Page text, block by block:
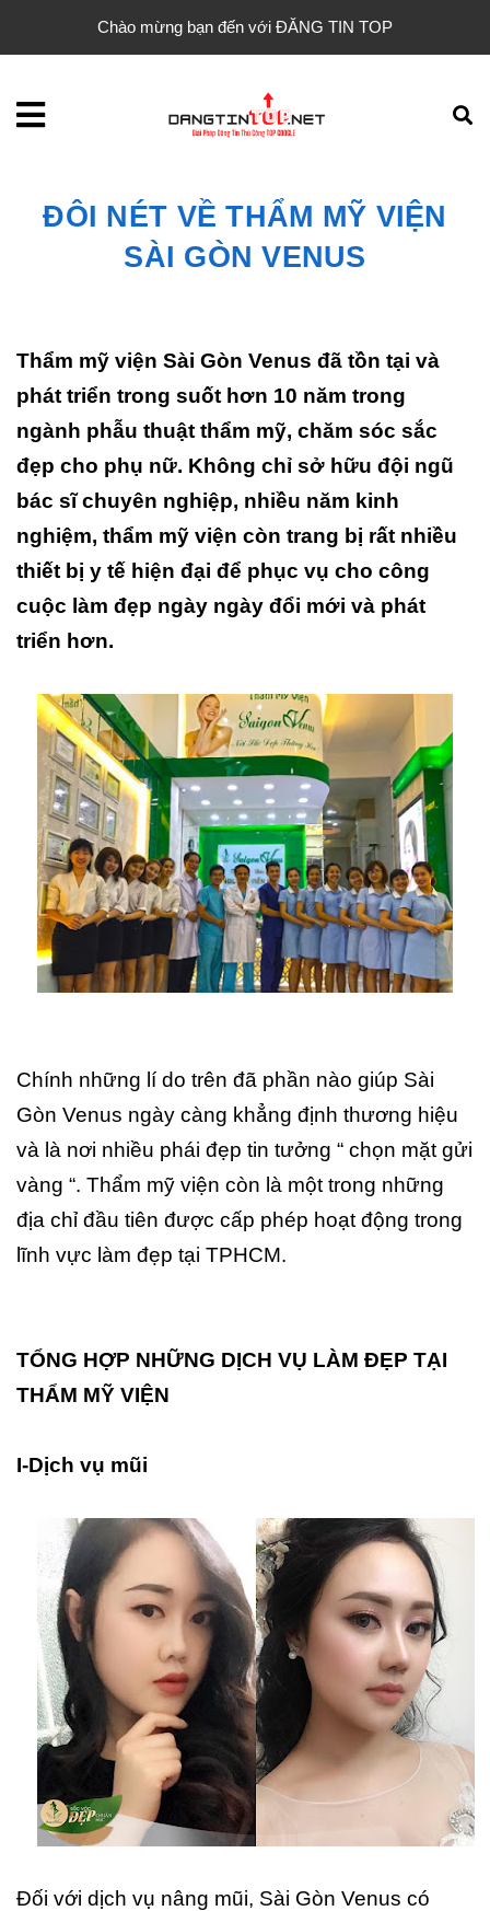
Chào mừng bạn đến với ĐĂNG TIN TOP
ĐÔI NÉT VỀ THẨM MỸ VIỆN
SÀI GÒN VENUS
Thẩm mỹ viện Sài Gòn Venus đã tồn tại và
phát triển trong suốt hơn 10 năm trong
ngành phẫu thuật thẩm mỹ, chăm sóc sắc
đẹp cho phụ nữ. Không chỉ sở hữu đội ngũ
bác sĩ chuyên nghiệp, nhiều năm kinh
nghiệm, thẩm mỹ viện còn trang bị rất nhiều
thiết bị y tế hiện đại để phục vụ cho công
cuộc làm đẹp ngày ngày đổi mới và phát
triển hơn.
Chính những lí do trên đã phần nào giúp Sài
Gòn Venus ngày càng khẳng định thương hiệu
và là nơi nhiều phái đẹp tin tưởng “ chọn mặt gửi
vàng “. Thẩm mỹ viện còn là một trong những
địa chỉ đầu tiên được cấp phép hoạt động trong
lĩnh vực làm đẹp tại TPHCM.
TỔNG HỢP NHỮNG DỊCH VỤ LÀM ĐẸP TẠI
THẨM MỸ VIỆN
I-Dịch vụ mũi
Đối với dịch vụ nâng mũi, Sài Gòn Venus có